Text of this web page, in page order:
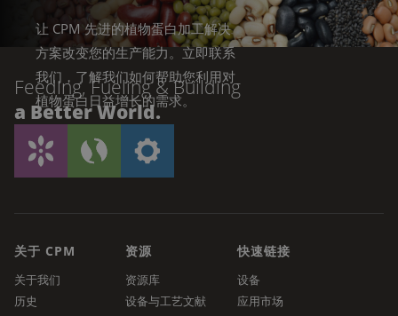
让 CPM 先进的植物蛋白加工解决
方案改变您的生产能力。立即联系
我们，了解我们如何帮助您利用对
植物蛋白日益增长的需求。
让我们谈谈
Feeding, Fueling & Building
a Better World.
关于 CPM
关于我们
历史
资源
资源库
设备与工艺文献
快速链接
设备
应用市场